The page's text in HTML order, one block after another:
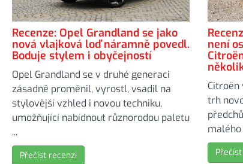
Recenze: Opel Grandland se jako
nová vlajková loď náramně povedl.
Boduje stylem i obyčejností
Opel Grandland se v druhé generaci
zásadně proměnil, vyrostl, vsadil na
stylovější vzhled i novou techniku,
umožňující nabídnout různorodou paletu
...
Přečíst recenzi
není
Citroën
trh
malého